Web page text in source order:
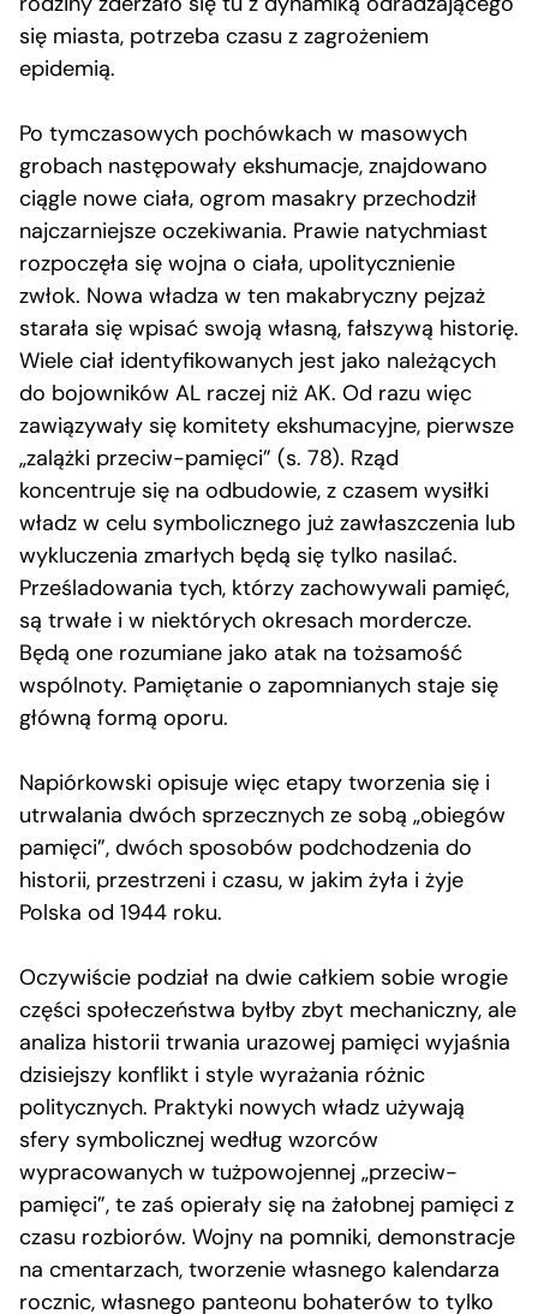
się miasta, potrzeba czasu z zagrożeniem
epidemią.
Po tymczasowych pochówkach w masowych
grobach następowały ekshumacje, znajdowano
ciągle nowe ciała, ogrom masakry przechodził
najczarniejsze oczekiwania. Prawie natychmiast
rozpoczęła się wojna o ciała, upolitycznienie
zwłok. Nowa władza w ten makabryczny pejzaż
starała się wpisać swoją własną, fałszywą historię.
Wiele ciał identyfikowanych jest jako należących
do bojowników AL raczej niż AK. Od razu więc
zawiązywały się komitety ekshumacyjne, pierwsze
„zalążki przeciw-pamięci” (s. 78). Rząd
koncentruje się na odbudowie, z czasem wysiłki
władz w celu symbolicznego już zawłaszczenia lub
wykluczenia zmarłych będą się tylko nasilać.
Prześladowania tych, którzy zachowywali pamięć,
są trwałe i w niektórych okresach mordercze.
Będą one rozumiane jako atak na tożsamość
wspólnoty. Pamiętanie o zapomnianych staje się
główną formą oporu.
Napiórkowski opisuje więc etapy tworzenia się i
utrwalania dwóch sprzecznych ze sobą „obiegów
pamięci”, dwóch sposobów podchodzenia do
historii, przestrzeni i czasu, w jakim żyła i żyje
Polska od 1944 roku.
Oczywiście podział na dwie całkiem sobie wrogie
części społeczeństwa byłby zbyt mechaniczny, ale
analiza historii trwania urazowej pamięci wyjaśnia
dzisiejszy konflikt i style wyrażania różnic
politycznych. Praktyki nowych władz używają
sfery symbolicznej według wzorców
wypracowanych w tużpowojennej „przeciw-
pamięci”, te zaś opierały się na żałobnej pamięci z
czasu rozbiorów. Wojny na pomniki, demonstracje
na cmentarzach, tworzenie własnego kalendarza
rocznic, własnego panteonu bohaterów to tylko